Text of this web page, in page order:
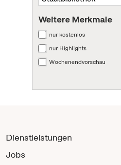
Weitere Merkmale
nur kostenlos
nur Highlights
Wochenendvorschau
Dienstleistungen
Jobs